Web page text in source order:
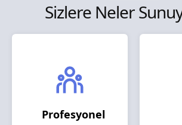
Sizlere Neler
Profesyonel